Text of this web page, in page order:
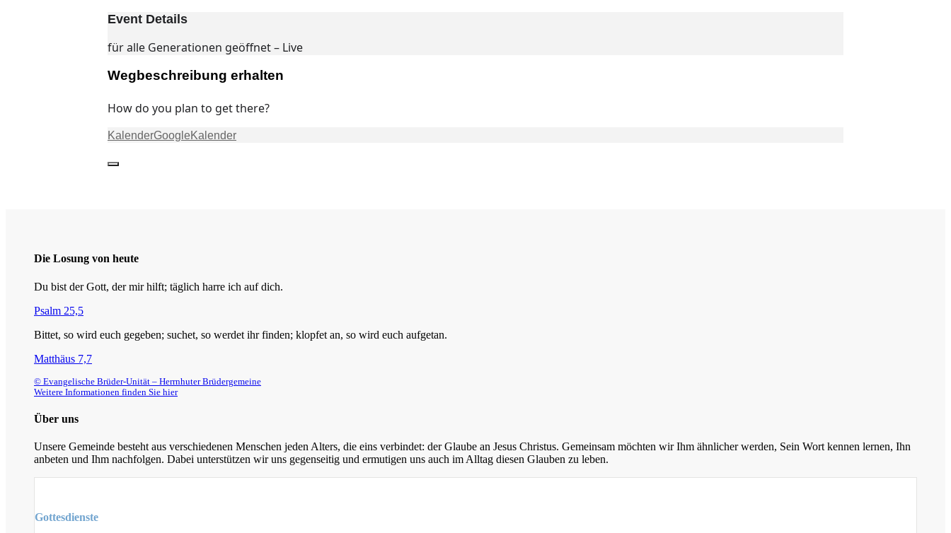
Event Details
für alle Generationen geöffnet – Live
Wegbeschreibung erhalten
How do you plan to get there?
KalenderGoogleKalender
Die Losung von heute
Du bist der Gott, der mir hilft; täglich harre ich auf dich.
Psalm 25,5
Bittet, so wird euch gegeben; suchet, so werdet ihr finden; klopfet an, so wird euch aufgetan.
Matthäus 7,7
© Evangelische Brüder-Unität – Herrnhuter Brüdergemeine
Weitere Informationen finden Sie hier
Über uns
Unsere Gemeinde besteht aus verschiedenen Menschen jeden Alters, die eins verbindet: der Glaube an Jesus Christus. Gemeinsam möchten wir Ihm ähnlicher werden, Sein Wort kennen lernen, Ihn
anbeten und Ihm nachfolgen. Dabei unterstützen wir uns gegenseitig und ermutigen uns auch im Alltag diesen Glauben zu leben.
Gottesdienste